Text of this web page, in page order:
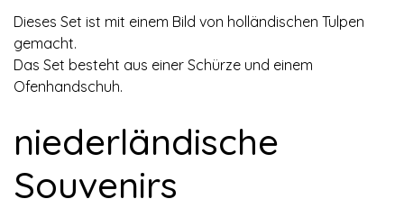
Dieses Set ist mit einem Bild von holländischen Tulpen
gemacht.
Das Set besteht aus einer Schürze und einem
Ofenhandschuh.
niederländische
Souvenirs